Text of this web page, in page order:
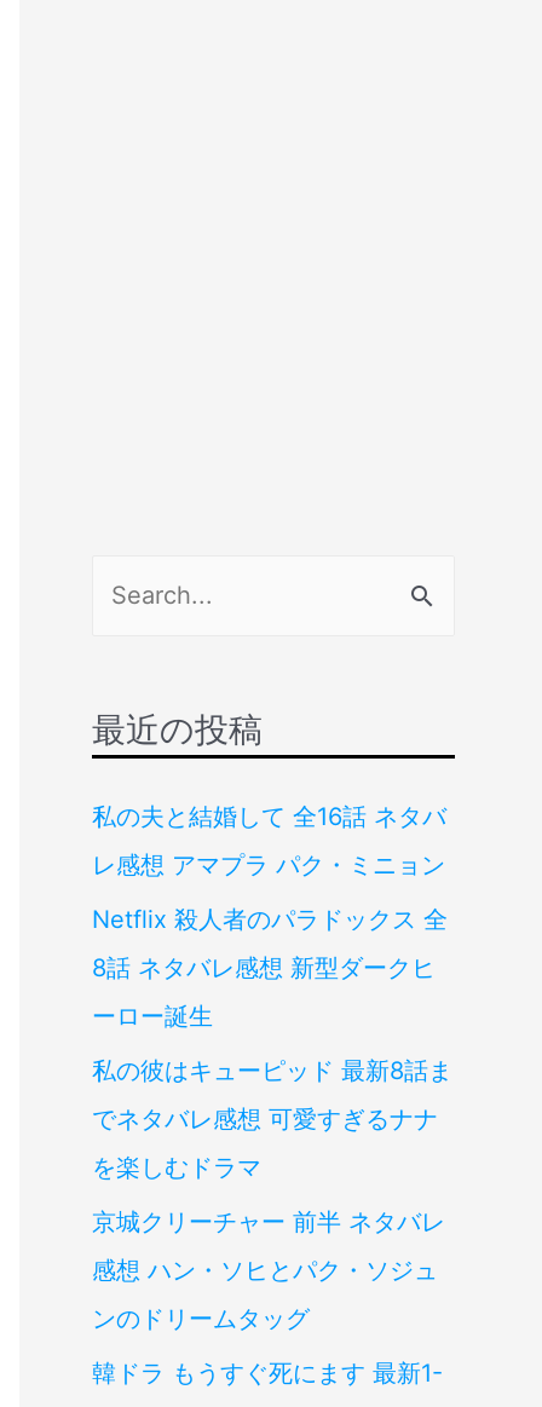
象
最近の投稿
私の夫と結婚して 全16話 ネタバ
レ感想 アマプラ パク・ミニョン
Netflix 殺人者のパラドックス 全
8話 ネタバレ感想 新型ダークヒ
ーロー誕生
私の彼はキューピッド 最新8話ま
でネタバレ感想 可愛すぎるナナ
を楽しむドラマ
京城クリーチャー 前半 ネタバレ
感想 ハン・ソヒとパク・ソジュ
ンのドリームタッグ
韓ドラ もうすぐ死にます 最新1-